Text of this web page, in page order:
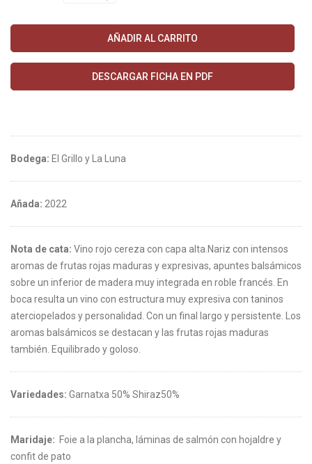
AÑADIR AL CARRITO
DESCARGAR FICHA EN PDF
Bodega: El Grillo y La Luna
Añada: 2022
Nota de cata: Vino rojo cereza con capa alta.Nariz con intensos
aromas de frutas rojas maduras y expresivas, apuntes balsámicos
sobre un inferior de madera muy integrada en roble francés. En
boca resulta un vino con estructura muy expresiva con taninos
aterciopelados y personalidad. Con un final largo y persistente. Los
aromas balsámicos se destacan y las frutas rojas maduras
también. Equilibrado y goloso.
Variedades: Garnatxa 50% Shiraz50%
Maridaje: Foie a la plancha, láminas de salmón con hojaldre y
confit de pato